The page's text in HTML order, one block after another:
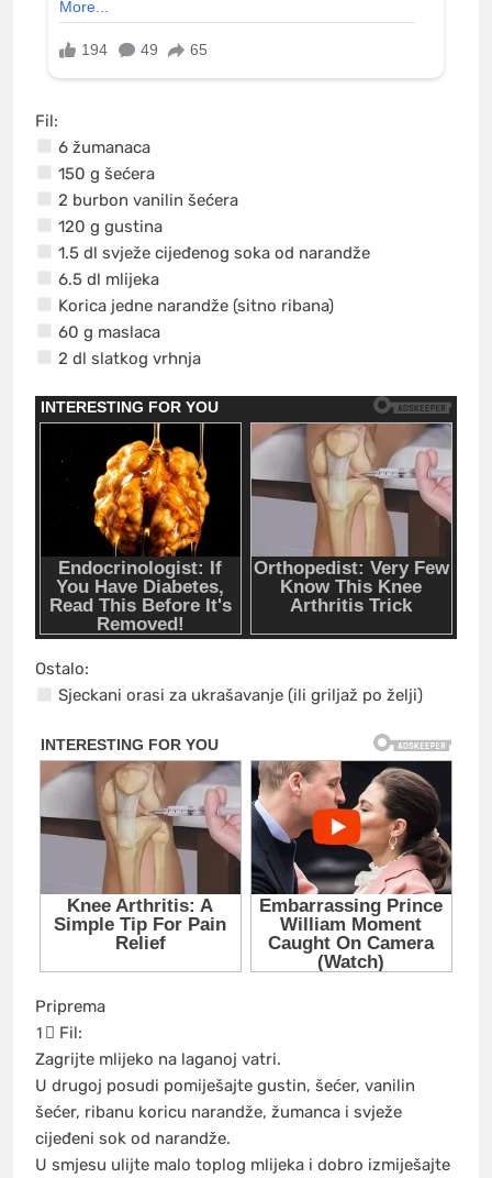
Fil:
6 žumanaca
150 g šećera
2 burbon vanilin šećera
120 g gustina
1.5 dl svježe cijeđenog soka od narandže
6.5 dl mlijeka
Korica jedne narandže (sitno ribana)
60 g maslaca
2 dl slatkog vrhnja
Ostalo:
Sjeckani orasi za ukrašavanje (ili griljaž po želji)
Priprema
1⃣ Fil:
Zagrijte mlijeko na laganoj vatri.
U drugoj posudi pomiješajte gustin, šećer, vanilin
šećer, ribanu koricu narandže, žumanca i svježe
cijeđeni sok od narandže.
U smjesu ulijte malo toplog mlijeka i dobro izmiješajte